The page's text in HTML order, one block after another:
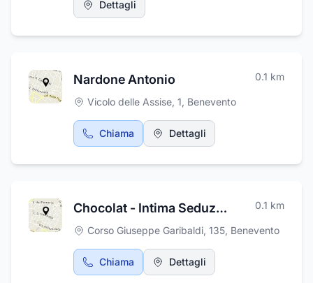
abbiamo creato un luogo dove il buon gusto e
continua ricerca di nuovi brand, sempre
Dettagli
Nardone Antonio 0.1 km
Vicolo delle Assise, 1, Benevento
Chiama Dettagli
Chocolat - Intima Seduzione 0.1 km
Corso Giuseppe Garibaldi, 135, Benevento
Chiama Dettagli